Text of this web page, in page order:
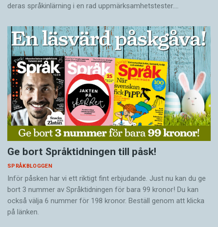
deras språkinlärning i en rad uppmärksamhetstester.…
Ge bort Språktidningen till påsk!
SPRÅKBLOGGEN
Inför påsken har vi ett riktigt fint erbjudande. Just nu kan du ge
bort 3 nummer av Språktidningen för bara 99 kronor! Du kan
också välja 6 nummer för 198 kronor. Beställ genom att klicka
på länken.